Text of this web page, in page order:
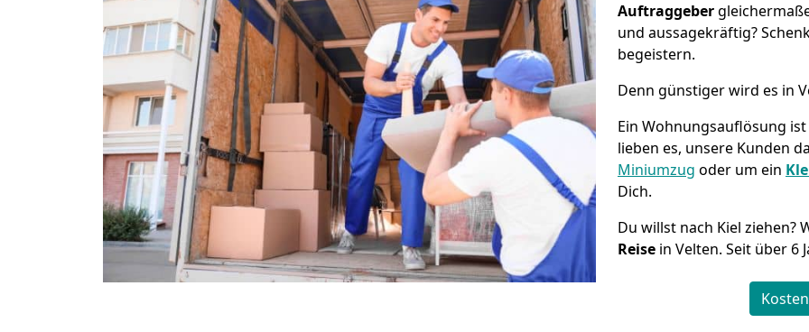
Auftraggeber
und aussagekräftig?
begeistern.
Denn günstiger wird es in
Ein Wohnungsauflösung
lieben es, unsere Kunden
Miniumzug oder um ein
Dich.
Du willst nach Kiel
Reise in Velten. Seit über 6